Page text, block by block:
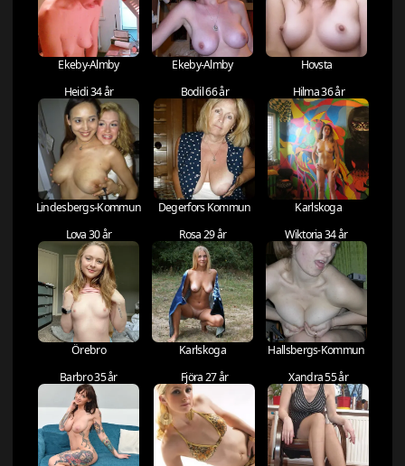
Ekeby-Almby Ekeby-Almby
Hovsta
Heidi 34 år
Lindesbergs-Kommun
Bodil 66 år
Degerfors Kommun
Hilma 36 år
Karlskoga
Lova 30 år
Örebro
Rosa 29 år
Karlskoga
Wiktoria 34 år
Hallsbergs-Kommun
Barbro 35 år
Fjöra 27 år Xandra 55 år